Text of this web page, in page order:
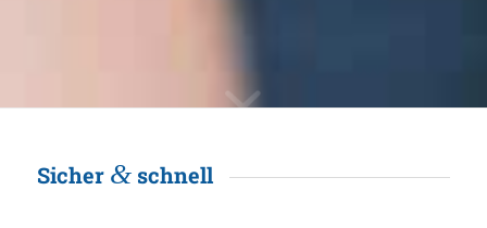
Sicher &schnell